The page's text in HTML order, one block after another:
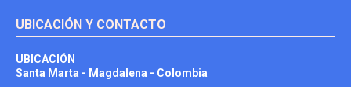
UBICACIÓN Y CONTACTO
UBICACIÓN
Santa Marta - Magdalena - Colombia